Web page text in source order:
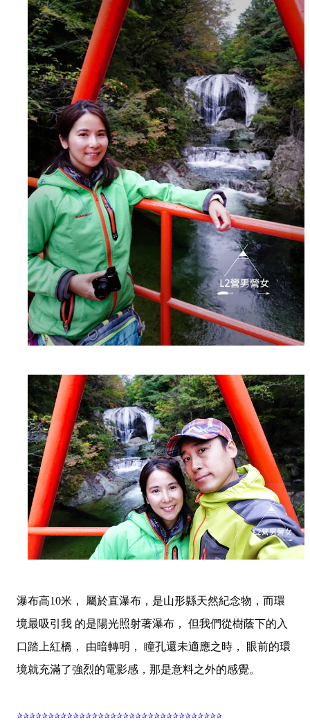
瀑布高10米， 屬於直瀑布，是山形縣天然紀念物，而環
境最吸引我 的是陽光照射著瀑布， 但我們從樹蔭下的入
口踏上紅橋， 由暗轉明， 瞳孔還未適應之時， 眼前的環
境就充滿了強烈的電影感，那是意料之外的感覺。
✰✰✰✰✰✰✰✰✰✰✰✰✰✰✰✰✰✰✰✰✰✰✰✰✰✰✰✰✰✰✰✰✰